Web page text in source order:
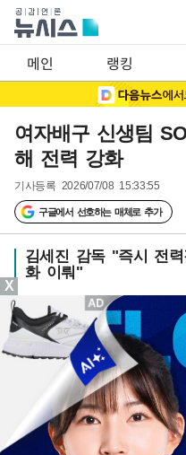
메인 랭킹
여자배구 신생팀
해 전력 강화
기사등록 2026/07/08 15:33:55
구글에서 선호하는 매체로 추가
김세진 감독 "즉시 전
화 이뤄"
X